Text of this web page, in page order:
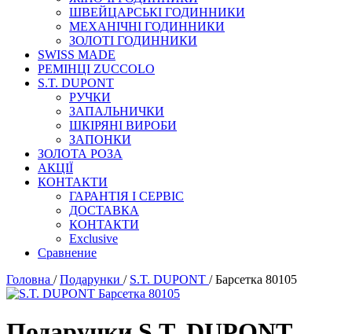
ШВЕЙЦАРСЬКІ ГОДИННИКИ
МЕХАНІЧНІ ГОДИННИКИ
ЗОЛОТІ ГОДИННИКИ
SWISS MADE
РЕМІНЦІ ZUCCOLO
S.T. DUPONT
РУЧКИ
ЗАПАЛЬНИЧКИ
ШКІРЯНІ ВИРОБИ
ЗАПОНКИ
ЗОЛОТА РОЗА
АКЦІЇ
КОНТАКТИ
ГАРАНТІЯ І СЕРВІС
ДОСТАВКА
КОНТАКТИ
Exclusive
Сравнение
Головна /Подарунки / S.T. DUPONT / Барсетка 80105